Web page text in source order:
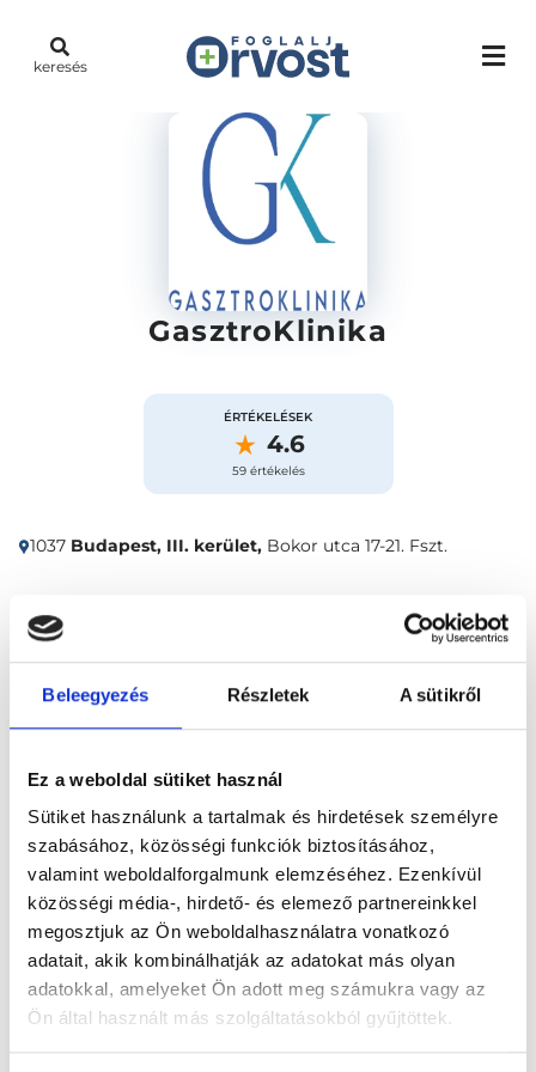
Beleegyezés Részletek A sütikről
Ez a weboldal sütiket használ
Sütiket használunk a tartalmak és hirdetések személyre
szabásához, közösségi funkciók biztosításához,
valamint weboldalforgalmunk elemzéséhez. Ezenkívül
közösségi média-, hirdető- és elemező partnereinkkel
megosztjuk az Ön weboldalhasználatra vonatkozó
adatait, akik kombinálhatják az adatokat más olyan
adatokkal, amelyeket Ön adott meg számukra vagy az
Ön által használt más szolgáltatásokból gyűjtöttek.
keresés
GasztroKlinika
ÉRTÉKELÉSEK
4.6
59 értékelés
1037 Budapest, III. kerület, Bokor utca 17-21. Fszt.
Időpontfoglalás Vélemények
Foglalj időpontot
Összes szakterület
Főoldal Klinikák
Belgyógyász, Budapest, III. kerület GasztroKlinika